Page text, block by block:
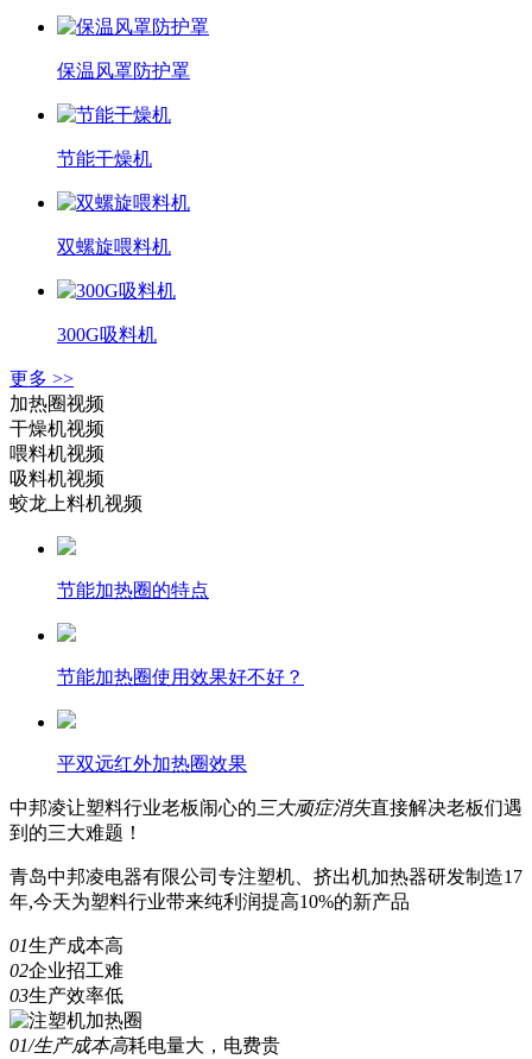
保温风罩防护罩
节能干燥机
双螺旋喂料机
300G吸料机
更多 >>
加热圈视频
干燥机视频
喂料机视频
吸料机视频
蛟龙上料机视频
节能加热圈的特点
节能加热圈使用效果好不好？
平双远红外加热圈效果
中邦凌让塑料行业老板闹心的 三大顽症消失直接解决老板们遇
到的三大难题！
青岛中邦凌电器有限公司专注塑机、挤出机加热器研发制造17
年,今天为塑料行业带来纯利润提高10%的新产品
01生产成本高
02企业招工难
03生产效率低
01/生产成本高耗电量大，电费贵